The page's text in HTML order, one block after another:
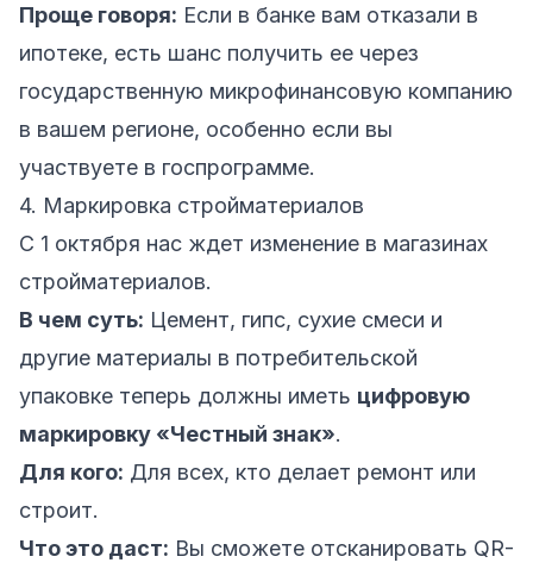
Проще говоря: Если в банке вам отказали в
ипотеке, есть шанс получить ее через
государственную микрофинансовую компанию
в вашем регионе, особенно если вы
участвуете в госпрограмме.
4. Маркировка стройматериалов
С 1 октября нас ждет изменение в магазинах
стройматериалов.
В чем суть: Цемент, гипс, сухие смеси и
другие материалы в потребительской
упаковке теперь должны иметь цифровую
маркировку «Честный знак».
Для кого: Для всех, кто делает ремонт или
строит.
Что это даст: Вы сможете отсканировать QR-